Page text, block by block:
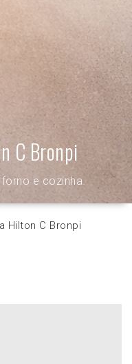
C Bronpi
e cozinha.
Hilton C Bronpi